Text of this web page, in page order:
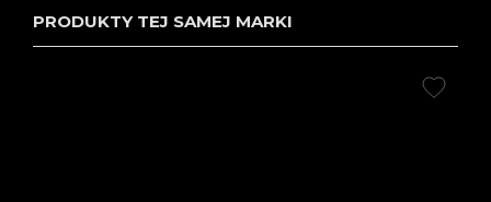
PRODUKTY TEJ SAMEJ MARKI